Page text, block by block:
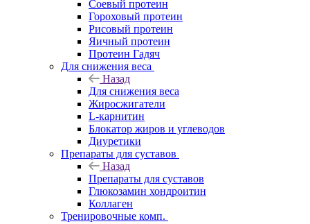
Соевый протеин
Гороховый протеин
Рисовый протеин
Яичный протеин
Протеин Гадяч
Для снижения веса
Назад
Для снижения веса
Жиросжигатели
L-карнитин
Блокатор жиров и углеводов
Диуретики
Препараты для суставов
Назад
Препараты для суставов
Глюкозамин хондроитин
Коллаген
Тренировочные комп.